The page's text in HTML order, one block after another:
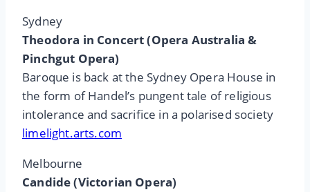
Sydney
Theodora in Concert (Opera Australia &
Pinchgut Opera)
Baroque is back at the Sydney Opera House in
the form of Handel’s pungent tale of religious
intolerance and sacrifice in a polarised society
limelight.arts.com
Melbourne
Candide (Victorian Opera)